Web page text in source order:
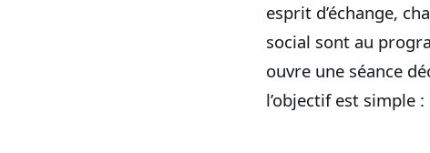
esprit d’échange,
social sont au
ouvre une séance
l’objectif est simple